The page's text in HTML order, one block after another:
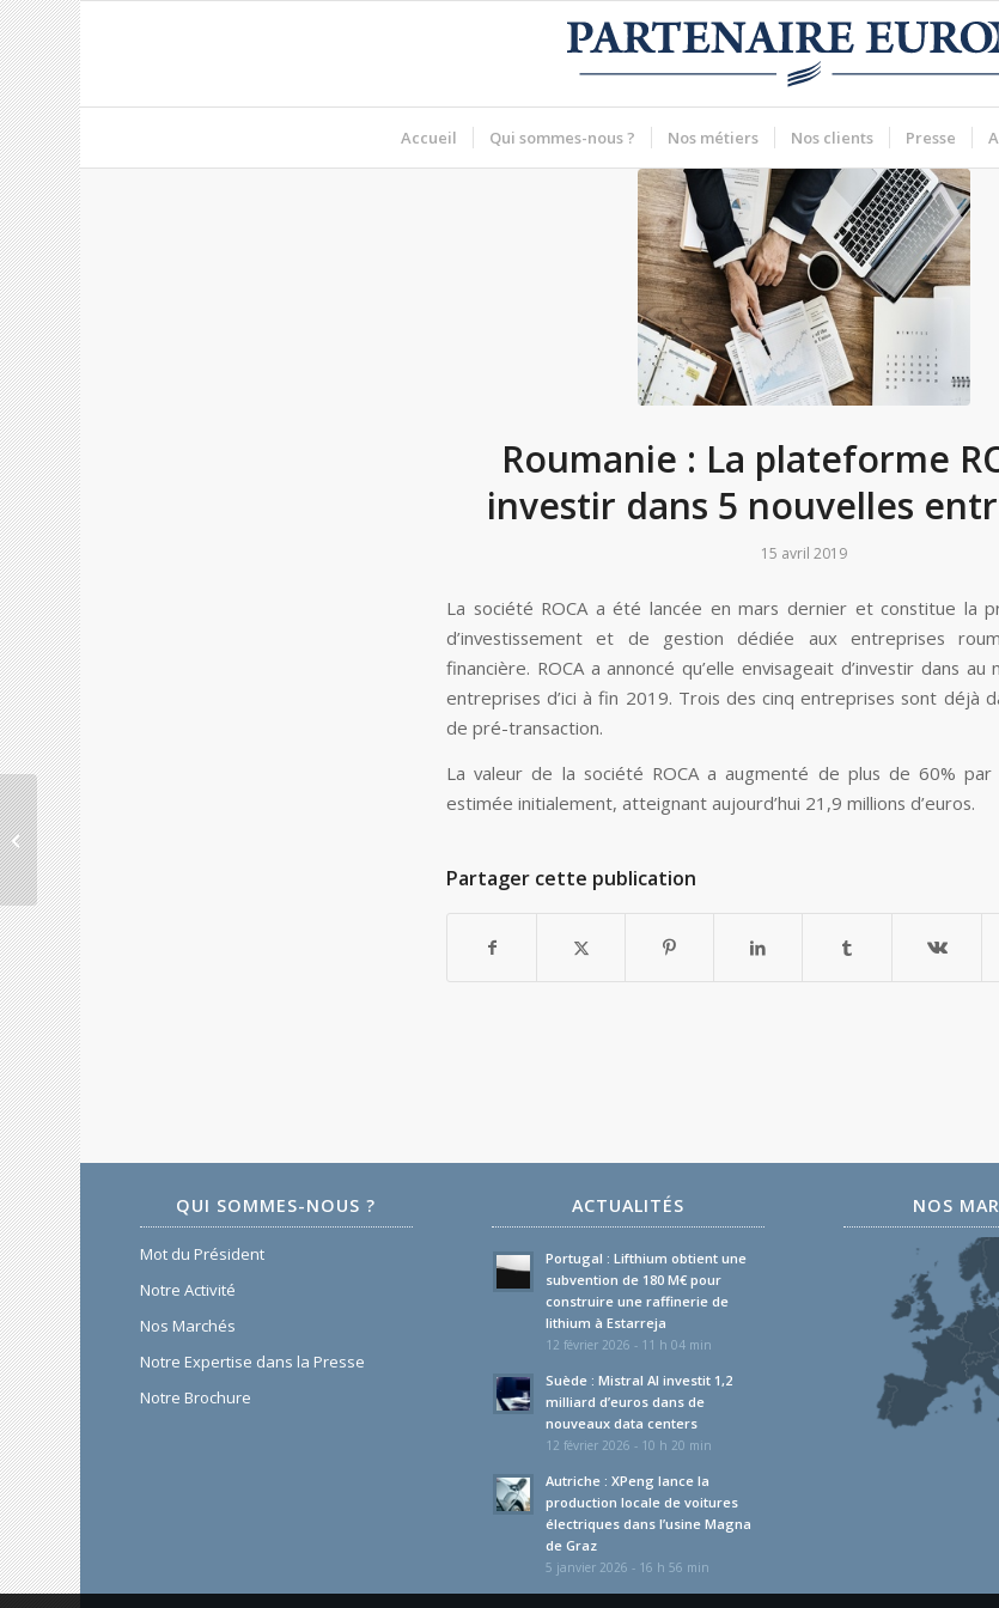
Accueil Qui sommes-nous ? Nos métiers Nos clients Presse
Roumanie : La plateforme
investir dans 5 nouvelles
15 avril 2019
La société ROCA a été lancée en mars dernier et constitue la
d’investissement et de gestion dédiée aux entreprises
financière. ROCA a annoncé qu’elle envisageait d’investir dans au
entreprises d’ici à fin 2019. Trois des cinq entreprises sont déjà
de pré-transaction.
La valeur de la société ROCA a augmenté de plus de 60%
estimée initialement, atteignant aujourd’hui 21,9 millions d’euros.
Partager cette publication
QUI SOMMES-NOUS ?
Mot du Président
Notre Activité
Nos Marchés
Notre Expertise dans la Presse
Notre Brochure
ACTUALITÉS
Portugal : Lifthium obtient une
subvention de 180 M€ pour
construire une raffinerie de
lithium à Estarreja
12 février 2026 - 11 h 04 min
Suède : Mistral AI investit 1,2
milliard d’euros dans de
nouveaux data centers
12 février 2026 - 10 h 20 min
Autriche : XPeng lance la
production locale de voitures
électriques dans l’usine Magna
de Graz
5 janvier 2026 - 16 h 56 min
NOS
La société polonaise
LFC met au point des
implants rachidiens en
titane 3...